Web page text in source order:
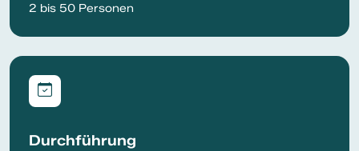
2 bis 50 Personen
Durchführung